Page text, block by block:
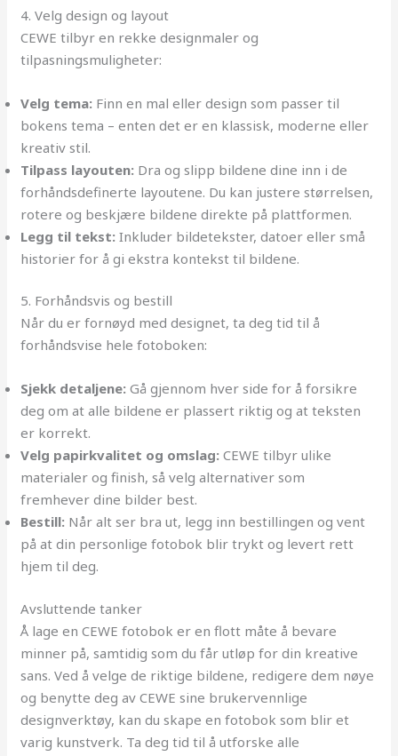
4. Velg design og layout
CEWE tilbyr en rekke designmaler og
tilpasningsmuligheter:
Velg tema: Finn en mal eller design som passer til
bokens tema – enten det er en klassisk, moderne eller
kreativ stil.
Tilpass layouten: Dra og slipp bildene dine inn i de
forhåndsdefinerte layoutene. Du kan justere størrelsen,
rotere og beskjære bildene direkte på plattformen.
Legg til tekst: Inkluder bildetekster, datoer eller små
historier for å gi ekstra kontekst til bildene.
5. Forhåndsvis og bestill
Når du er fornøyd med designet, ta deg tid til å
forhåndsvise hele fotoboken:
Sjekk detaljene: Gå gjennom hver side for å forsikre
deg om at alle bildene er plassert riktig og at teksten
er korrekt.
Velg papirkvalitet og omslag: CEWE tilbyr ulike
materialer og finish, så velg alternativer som
fremhever dine bilder best.
Bestill: Når alt ser bra ut, legg inn bestillingen og vent
på at din personlige fotobok blir trykt og levert rett
hjem til deg.
Avsluttende tanker
Å lage en CEWE fotobok er en flott måte å bevare
minner på, samtidig som du får utløp for din kreative
sans. Ved å velge de riktige bildene, redigere dem nøye
og benytte deg av CEWE sine brukervennlige
designverktøy, kan du skape en fotobok som blir et
varig kunstverk. Ta deg tid til å utforske alle